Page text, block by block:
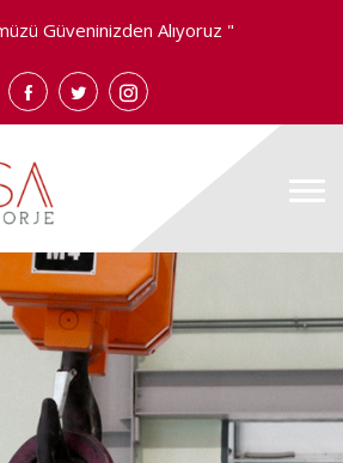
Güveninizden Alıyoruz "